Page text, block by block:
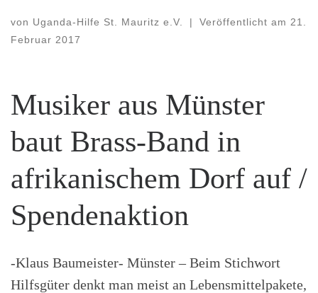
von Uganda-Hilfe St. Mauritz e.V. | Veröffentlicht am 21.
Februar 2017
Musiker aus Münster
baut Brass-Band in
afrikanischem Dorf auf /
Spendenaktion
-Klaus Baumeister- Münster – Beim Stichwort
Hilfsgüter denkt man meist an Lebensmittelpakete,